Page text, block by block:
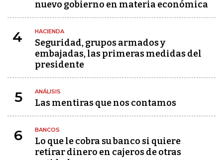
nuevo gobierno en materia económica
4 HACIENDA
Seguridad, grupos armados y
embajadas, las primeras medidas del
presidente
5 ANÁLISIS
Las mentiras que nos contamos
6 BANCOS
Lo que le cobra su banco si quiere
retirar dinero en cajeros de otras